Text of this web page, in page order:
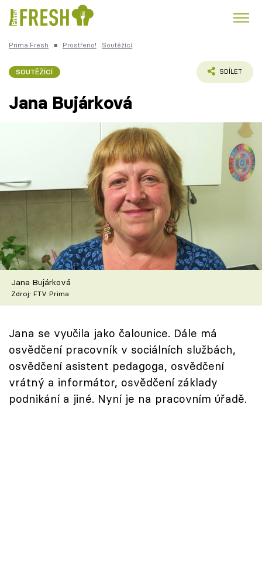
Česká kuchyně
Recepty
TV Program
Škola vaření
Recepty z TV
Speciál: Cuketa
Těhotnej kuchař
Sledujte prima+
Prima Fresh ■ Prostřeno! Soutěžící
SOUTĚŽÍCÍ SDÍLET
Jana Bujárková
Jana Bujárková
Zdroj: FTV Prima
Jana se vyučila jako čalounice. Dále má
osvědčení pracovník v sociálních službách,
osvědčení asistent pedagoga, osvědčení
vrátný a informátor, osvědčení základy
podnikání a jiné. Nyní je na pracovním úřadě.